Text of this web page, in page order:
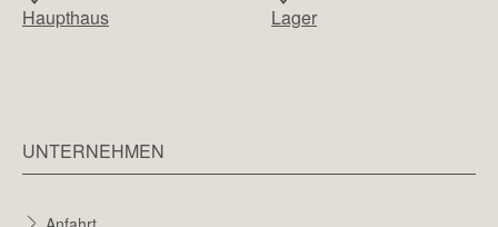
Haupthaus
Lager
UNTERNEHMEN